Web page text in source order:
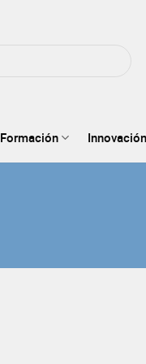
Formación Innovación